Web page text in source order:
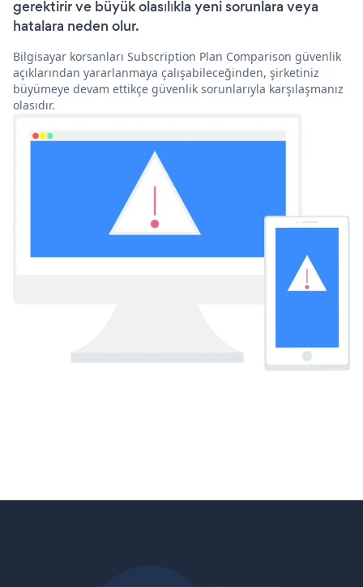
gerektirir ve büyük olasılıkla yeni sorunlara veya
hatalara neden olur.
Bilgisayar korsanları Subscription Plan Comparison güvenlik
açıklarından yararlanmaya çalışabileceğinden, şirketiniz
büyümeye devam ettikçe güvenlik sorunlarıyla karşılaşmanız
olasıdır.